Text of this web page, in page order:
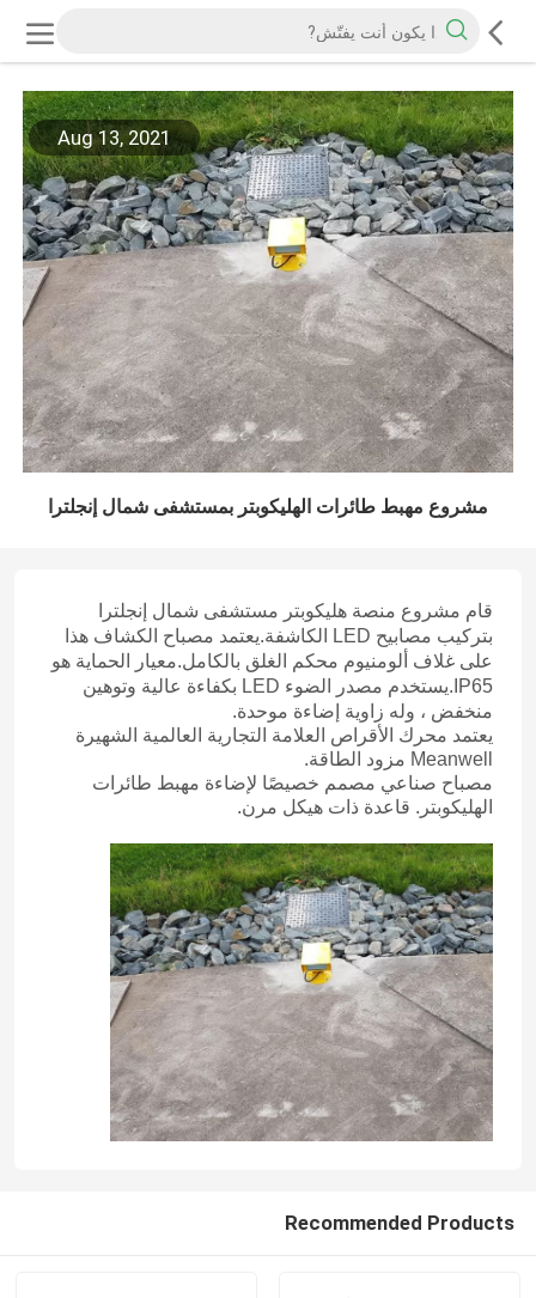
Aug 13, 2021
مشروع مهبط طائرات الهليكوبتر بمستشفى شمال إنجلترا
قام مشروع منصة هليكوبتر مستشفى شمال إنجلترا
بتركيب مصابيح LED الكاشفة.يعتمد مصباح الكشاف هذا
على غلاف ألومنيوم محكم الغلق بالكامل.معيار الحماية هو
IP65.يستخدم مصدر الضوء LED بكفاءة عالية وتوهين
منخفض ، وله زاوية إضاءة موحدة.
يعتمد محرك الأقراص العلامة التجارية العالمية الشهيرة
Meanwell مزود الطاقة.
مصباح صناعي مصمم خصيصًا لإضاءة مهبط طائرات
الهليكوبتر. قاعدة ذات هيكل مرن.
Recommended Products